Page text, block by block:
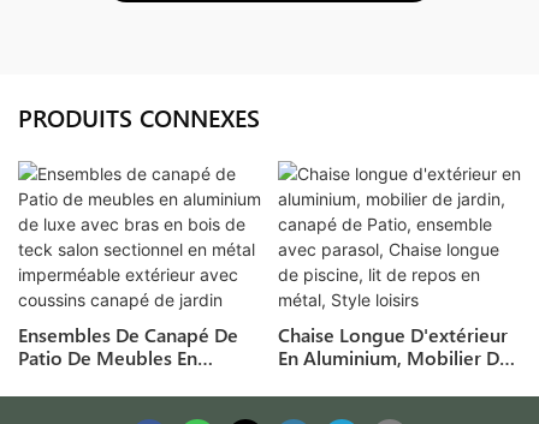
PRODUITS CONNEXES
Ensembles De Canapé De
Patio De Meubles En
Bras En Bois De Teck Salon
Chaise Longue D'extérieur
En Aluminium, Mobilier De
Ensemble Avec Parasol,